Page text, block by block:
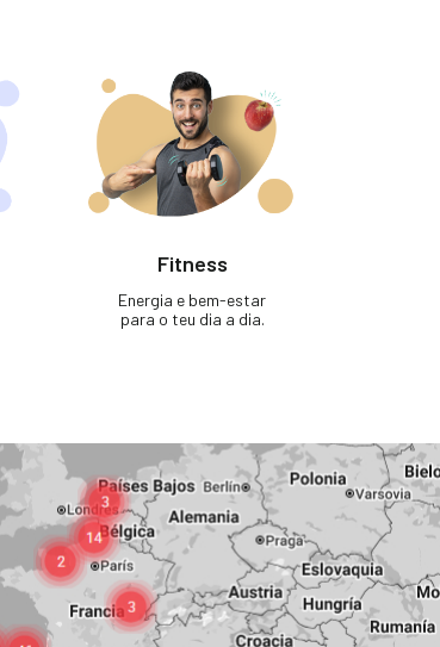
Fitness
Energia e bem-estar
para o teu dia a dia.